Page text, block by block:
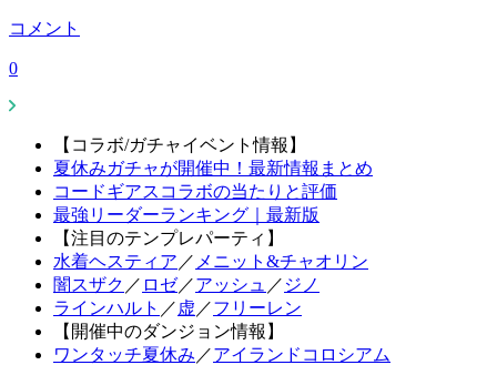
コメント
0
【コラボ/ガチャイベント情報】
夏休みガチャが開催中！最新情報まとめ
コードギアスコラボの当たりと評価
最強リーダーランキング｜最新版
【注目のテンプレパーティ】
水着ヘスティア ／ メニット&チャオリン
闇スザク ／ ロゼ／アッシュ ／ ジノ
ラインハルト ／ 虚 ／フリーレン
【開催中のダンジョン情報】
ワンタッチ夏休み ／アイランドコロシアム